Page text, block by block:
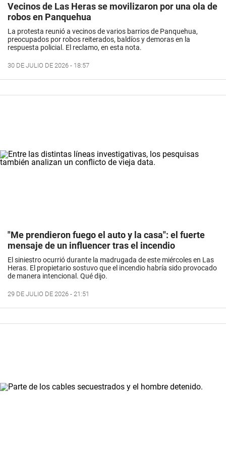
Vecinos de Las Heras se movilizaron por una ola de
robos en Panquehua
La protesta reunió a vecinos de varios barrios de Panquehua,
preocupados por robos reiterados, baldíos y demoras en la
respuesta policial. El reclamo, en esta nota.
30 DE JULIO DE 2026 - 18:57
"Me prendieron fuego el auto y la casa": el fuerte
mensaje de un influencer tras el incendio
El siniestro ocurrió durante la madrugada de este miércoles en Las
Heras. El propietario sostuvo que el incendio habría sido provocado
de manera intencional. Qué dijo.
29 DE JULIO DE 2026 - 21:51